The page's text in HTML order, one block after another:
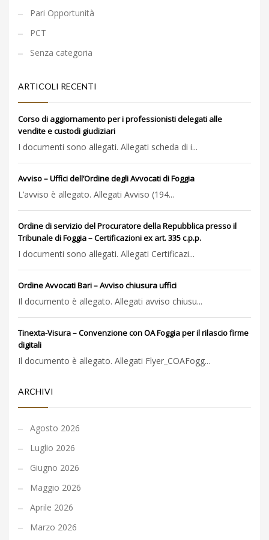
Pari Opportunità
PCT
Senza categoria
ARTICOLI RECENTI
Corso di aggiornamento per i professionisti delegati alle
vendite e custodi giudiziari
I documenti sono allegati. Allegati scheda di i...
Avviso – Uffici dell’Ordine degli Avvocati di Foggia
L’avviso è allegato. Allegati Avviso (194...
Ordine di servizio del Procuratore della Repubblica presso il
Tribunale di Foggia – Certificazioni ex art. 335 c.p.p.
I documenti sono allegati. Allegati Certificazi...
Ordine Avvocati Bari – Avviso chiusura uffici
Il documento è allegato. Allegati avviso chiusu...
Tinexta-Visura – Convenzione con OA Foggia per il rilascio firme
digitali
Il documento è allegato. Allegati Flyer_COAFogg...
ARCHIVI
Agosto 2026
Luglio 2026
Giugno 2026
Maggio 2026
Aprile 2026
Marzo 2026